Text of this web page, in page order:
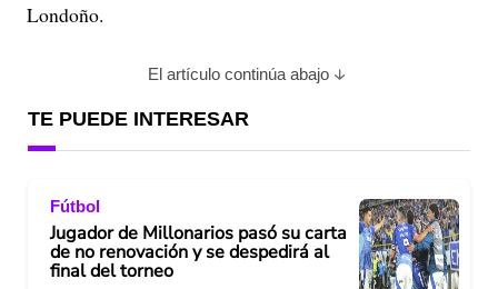
Londoño.
El artículo continúa abajo
TE PUEDE INTERESAR
Fútbol
Jugador de Millonarios pasó su carta
de no renovación y se despedirá al
final del torneo